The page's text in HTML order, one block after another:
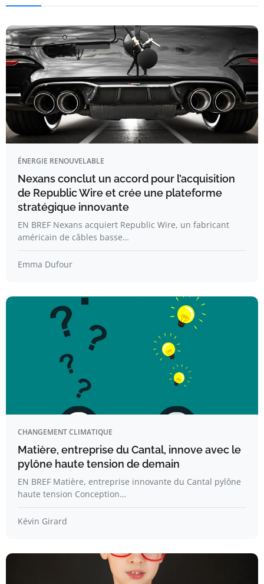
ÉNERGIE RENOUVELABLE
Nexans conclut un accord pour l’acquisition
de Republic Wire et crée une plateforme
stratégique innovante
EN BREF Nexans acquiert Republic Wire, un fabricant
américain de câbles basse…
Emma Dufour
CHANGEMENT CLIMATIQUE
Matière, entreprise du Cantal, innove avec le
pylône haute tension de demain
EN BREF Matière, entreprise innovante du Cantal pylône
haute tension Conception…
Kévin Girard